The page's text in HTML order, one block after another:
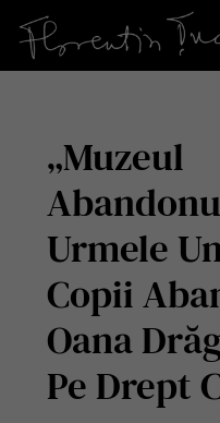
„Muzeul
Urmele
Copii
Oana
Pe Drept